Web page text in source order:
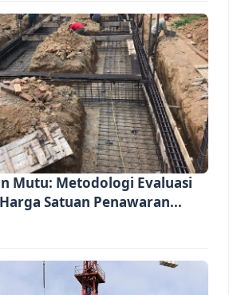
Mutu: Metodologi Evaluasi
Satuan Penawaran...